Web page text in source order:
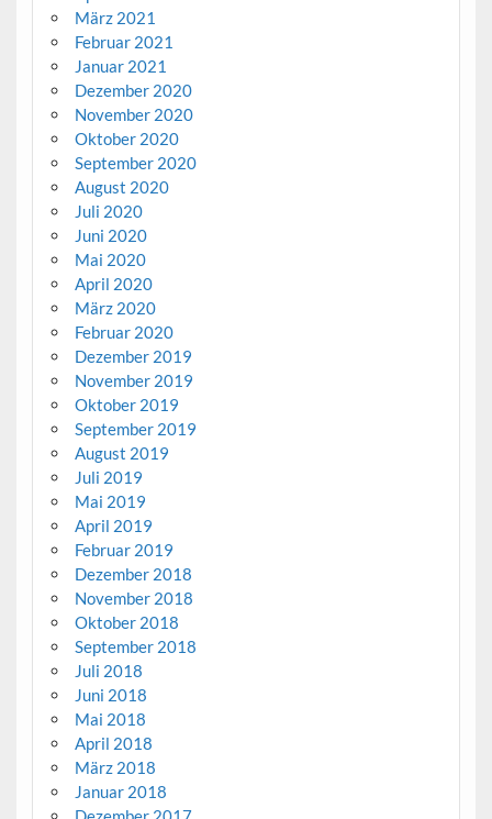
März 2021
Februar 2021
Januar 2021
Dezember 2020
November 2020
Oktober 2020
September 2020
August 2020
Juli 2020
Juni 2020
Mai 2020
April 2020
März 2020
Februar 2020
Dezember 2019
November 2019
Oktober 2019
September 2019
August 2019
Juli 2019
Mai 2019
April 2019
Februar 2019
Dezember 2018
November 2018
Oktober 2018
September 2018
Juli 2018
Juni 2018
Mai 2018
April 2018
März 2018
Januar 2018